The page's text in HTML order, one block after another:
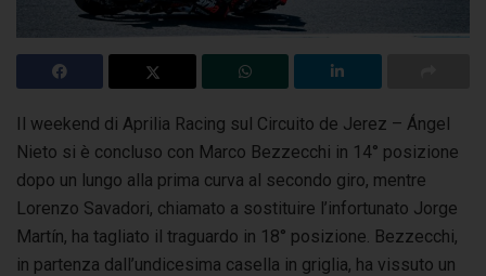
Il weekend di Aprilia Racing sul Circuito de Jerez – Ángel
Nieto si è concluso con Marco Bezzecchi in 14° posizione
dopo un lungo alla prima curva al secondo giro, mentre
Lorenzo Savadori, chiamato a sostituire l’infortunato Jorge
Martín, ha tagliato il traguardo in 18° posizione. Bezzecchi,
in partenza dall’undicesima casella in griglia, ha vissuto un